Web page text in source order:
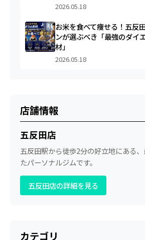
2026.05.18
お米を食べて痩せる！五反
ンが選ぶべき「最強のダイ
材」
2026.05.18
店舗情報
五反田店
五反田駅から徒歩2分の好立地にある
たパーソナルジムです。
五反田店の詳細を見る
カテゴリ